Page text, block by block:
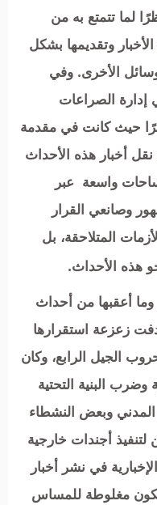
لما تتمتع به من
وتقديمها بشكل
الأخرى. وفي
إدارة الصراعات
حيث كانت في مقدمة
أخبار هذه الأحداث
واسعة عبر
وصانعي القرار
المتلاحقة، بل
هذه الأحداث.
ثورة 25 يناير وما أعقبها من أحداث
زعزعة استقرارها
الجيل الرابع، وكان
وضرب البنية التحتية
وبعض النشطاء
لتنفيذ أجندات خارجية
في نشر أخبار
مغلوطة للمساس